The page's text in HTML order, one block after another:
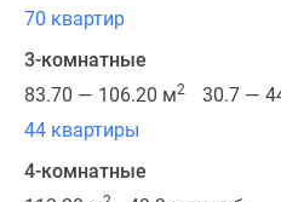
зданий
с
помощью
фиброцементных
панелей
70 квартир
3-комнатные
83.70 — 106.20 м2
30.7 —
44 квартиры
4-комнатные